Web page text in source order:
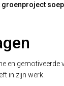
en gemotiveerde
in zijn werk.